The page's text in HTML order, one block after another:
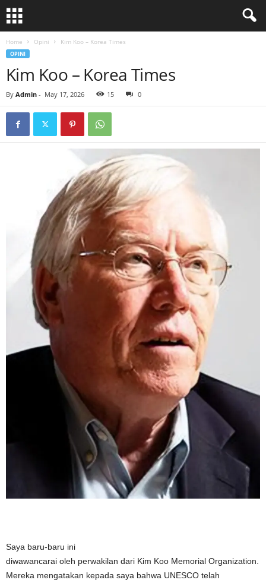
Home Opini Kim Koo – Korea Times
OPINI
Kim Koo – Korea Times
By Admin - May 17, 2026 15 0
Saya baru-baru ini
diwawancarai oleh perwakilan dari Kim Koo Memorial Organization.
Mereka mengatakan kepada saya bahwa UNESCO telah